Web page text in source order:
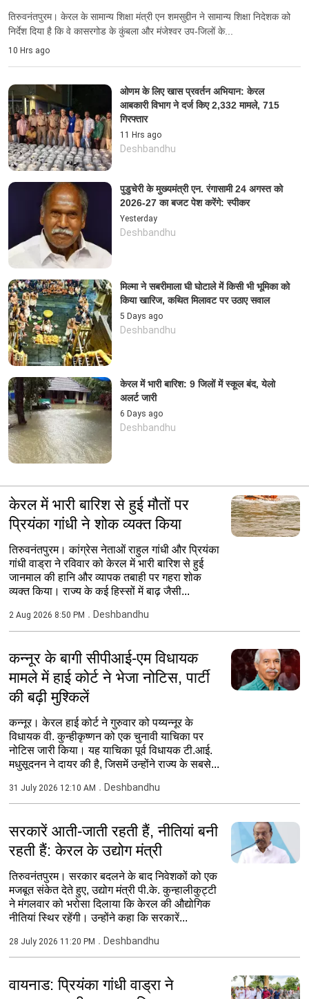
तिरुवनंतपुरम। केरल के सामान्य शिक्षा मंत्री एन शमसुद्दीन ने सामान्य शिक्षा निदेशक को
निर्देश दिया है कि वे कासरगोड के कुंबला और मंजेश्वर उप-जिलों के...
10 Hrs ago
ओणम के लिए खास प्रवर्तन अभियान: केरल
आबकारी विभाग ने दर्ज किए 2,332 मामले, 715
गिरफ्तार
11 Hrs ago
Deshbandhu
पुडुचेरी के मुख्यमंत्री एन. रंगासामी 24 अगस्त को
2026-27 का बजट पेश करेंगे: स्पीकर
Yesterday
Deshbandhu
मिल्मा ने सबरीमाला घी घोटाले में किसी भी भूमिका को
किया खारिज, कथित मिलावट पर उठाए सवाल
5 Days ago
Deshbandhu
केरल में भारी बारिश: 9 जिलों में स्कूल बंद, येलो
अलर्ट जारी
6 Days ago
Deshbandhu
केरल में भारी बारिश से हुई मौतों पर
प्रियंका गांधी ने शोक व्यक्त किया
तिरुवनंतपुरम। कांग्रेस नेताओं राहुल गांधी और प्रियंका
गांधी वाड्रा ने रविवार को केरल में भारी बारिश से हुई
जानमाल की हानि और व्यापक तबाही पर गहरा शोक
व्यक्त किया। राज्य के कई हिस्सों में बाढ़ जैसी...
2 Aug 2026 8:50 PM Deshbandhu
कन्नूर के बागी सीपीआई-एम विधायक
मामले में हाई कोर्ट ने भेजा नोटिस, पार्टी
की बढ़ी मुश्किलें
कन्नूर। केरल हाई कोर्ट ने गुरुवार को पय्यन्नूर के
विधायक वी. कुन्हीकृष्णन को एक चुनावी याचिका पर
नोटिस जारी किया। यह याचिका पूर्व विधायक टी.आई.
मधुसूदनन ने दायर की है, जिसमें उन्होंने राज्य के सबसे...
31 July 2026 12:10 AM Deshbandhu
सरकारें आती-जाती रहती हैं, नीतियां बनी
रहती हैं: केरल के उद्योग मंत्री
तिरुवनंतपुरम। सरकार बदलने के बाद निवेशकों को एक
मजबूत संकेत देते हुए, उद्योग मंत्री पी.के. कुन्हालीकुट्टी
ने मंगलवार को भरोसा दिलाया कि केरल की औद्योगिक
नीतियां स्थिर रहेंगी। उन्होंने कहा कि सरकारें...
28 July 2026 11:20 PM Deshbandhu
वायनाड: प्रियंका गांधी वाड्रा ने